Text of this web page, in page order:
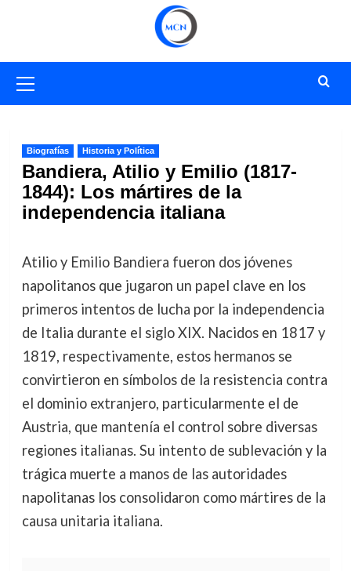
primario
Biografías Historia y Política
Bandiera, Atilio y Emilio (1817-
1844): Los mártires de la
independencia italiana
Atilio y Emilio Bandiera fueron dos jóvenes
napolitanos que jugaron un papel clave en los
primeros intentos de lucha por la independencia
de Italia durante el siglo XIX. Nacidos en 1817 y
1819, respectivamente, estos hermanos se
convirtieron en símbolos de la resistencia contra
el dominio extranjero, particularmente el de
Austria, que mantenía el control sobre diversas
regiones italianas. Su intento de sublevación y la
trágica muerte a manos de las autoridades
napolitanas los consolidaron como mártires de la
causa unitaria italiana.